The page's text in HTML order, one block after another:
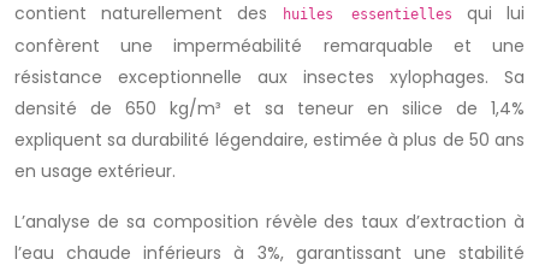
contient naturellement des
huiles essentielles
qui lui
confèrent une imperméabilité remarquable et une
résistance exceptionnelle aux insectes xylophages. Sa
densité de 650 kg/m³ et sa teneur en silice de 1,4%
expliquent sa durabilité légendaire, estimée à plus de 50 ans
en usage extérieur.
L’analyse de sa composition révèle des taux d’extraction à
l’eau chaude inférieurs à 3%, garantissant une stabilité